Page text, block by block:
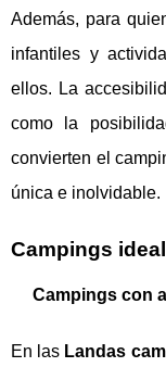
Además, para
infantiles y
ellos. La
como la
convierten el
única e inolvidable.
Campings
Campings con
En las Landas